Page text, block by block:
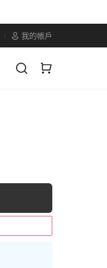
我的帳戶